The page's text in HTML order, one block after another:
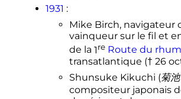
1931 :
Mike Birch, navigateur
vainqueur sur le fil et
de la 1re Route du rhum
transatlantique († 26
Shunsuke Kikuchi (菊
compositeur japonais